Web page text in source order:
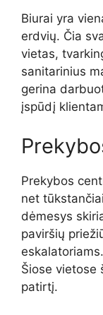
Biurai yra
erdvių. Čia
vietas,
sanitarinius
gerina
įspūdį
Prekybos
net
dėmesys
paviršių
Šiose vietose
patirtį.